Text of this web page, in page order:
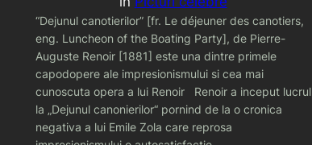
“Dejunul canotierilor” [fr. Le déjeuner des canotiers,
eng. Luncheon of the Boating Party], de Pierre-
Auguste Renoir [1881] este una dintre primele
capodopere ale impresionismului si cea mai
cunoscuta opera a lui Renoir Renoir a inceput lucrul
la „Dejunul canonierilor“ pornind de la o cronica
negativa a lui Emile Zola care reprosa